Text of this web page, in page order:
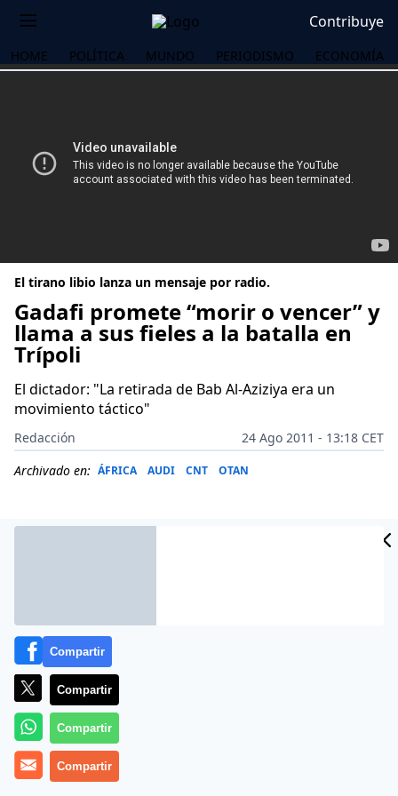
Contribuye
HOME POLÍTICA MUNDO PERIODISMO ECONOMÍA
El tirano libio lanza un mensaje por radio.
Gadafi promete “morir o vencer” y
llama a sus fieles a la batalla en
Trípoli
El dictador: "La retirada de Bab Al-Aziziya era un
movimiento táctico"
Redacción
24 Ago 2011 - 13:18 CET
Archivado en: ÁFRICA AUDI CNT OTAN
Más información
Compartir
Compartir
Compartir
Compartir